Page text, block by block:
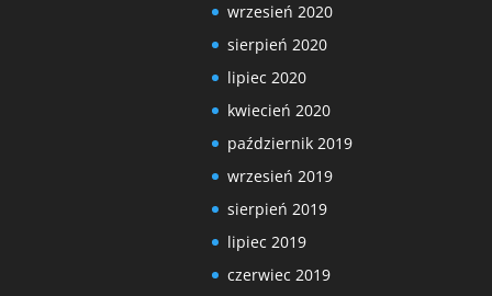
wrzesień 2020
sierpień 2020
lipiec 2020
kwiecień 2020
październik 2019
wrzesień 2019
sierpień 2019
lipiec 2019
czerwiec 2019